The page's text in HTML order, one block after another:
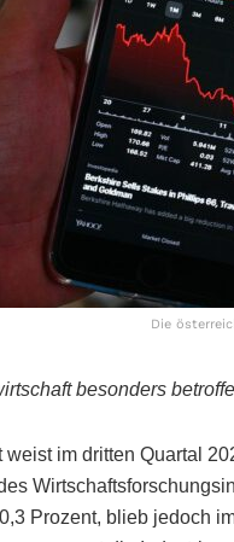
Die
besonders
weist im dritten Quartal
Prozent, blieb jedoch